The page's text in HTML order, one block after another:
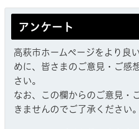
アンケート
高萩市ホームページをより良
めに、皆さまのご意見・ご感
さい。
なお、この欄からのご意見・
きませんのでご了承ください。